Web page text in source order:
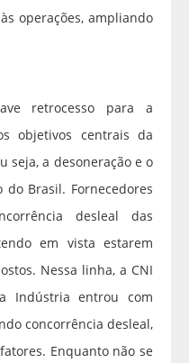
operações, ampliando
retrocesso para a
objetivos centrais da
seja, a desoneração e o
Brasil. Fornecedores
desleal das
em vista estarem
Nessa linha, a CNI
Indústria entrou com
concorrência desleal,
Enquanto não se